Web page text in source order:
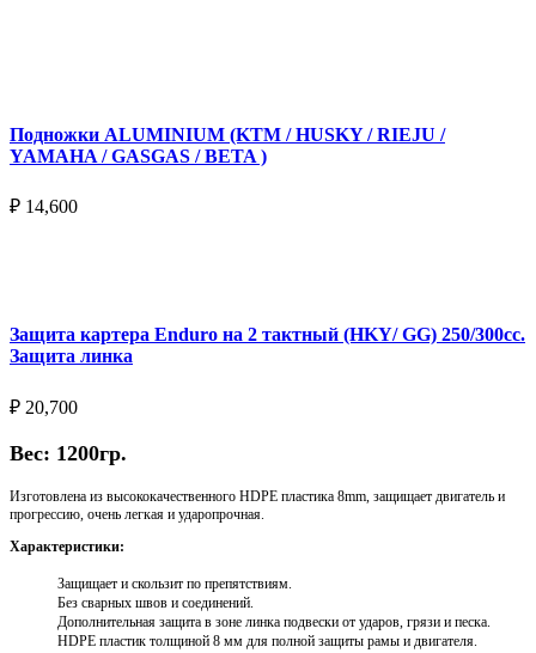
Подножки ALUMINIUM (KTM / HUSKY / RIEJU /
YAMAHA / GASGAS / BETA )
₽ 14,600
Защита картера Enduro на 2 тактный (HKY/ GG) 250/300cc.
Защита линка
₽ 20,700
Вес: 1200гр.
Изготовлена из высококачественного HDPE пластика 8mm, защищает двигатель и
прогрессию, очень легкая и ударопрочная.
Характеристики:
Защищает и скользит по препятствиям.
Без сварных швов и соединений.
Дополнительная защита в зоне линка подвески от ударов, грязи и песка.
HDPE пластик толщиной 8 мм для полной защиты рамы и двигателя.